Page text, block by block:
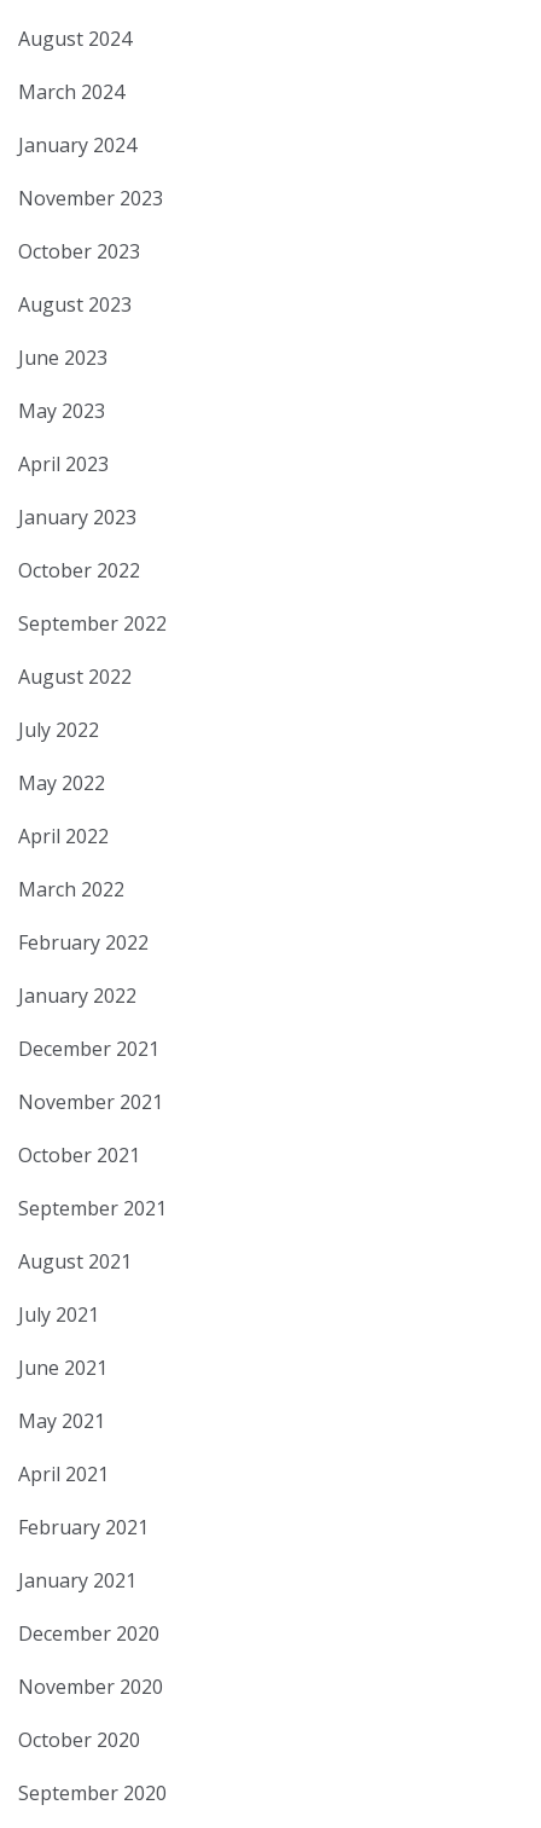
August 2024
March 2024
January 2024
November 2023
October 2023
August 2023
June 2023
May 2023
April 2023
January 2023
October 2022
September 2022
August 2022
July 2022
May 2022
April 2022
March 2022
February 2022
January 2022
December 2021
November 2021
October 2021
September 2021
August 2021
July 2021
June 2021
May 2021
April 2021
February 2021
January 2021
December 2020
November 2020
October 2020
September 2020